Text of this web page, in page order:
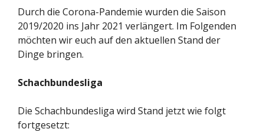
Durch die Corona-Pandemie wurden die Saison
2019/2020 ins Jahr 2021 verlängert. Im Folgenden
möchten wir euch auf den aktuellen Stand der
Dinge bringen.
Schachbundesliga
Die Schachbundesliga wird Stand jetzt wie folgt
fortgesetzt: